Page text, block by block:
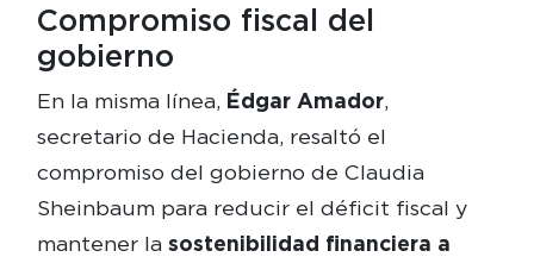
Compromiso fiscal del
gobierno
En la misma línea, Édgar Amador,
secretario de Hacienda, resaltó el
compromiso del gobierno de Claudia
Sheinbaum para reducir el déficit fiscal y
mantener la sostenibilidad financiera a